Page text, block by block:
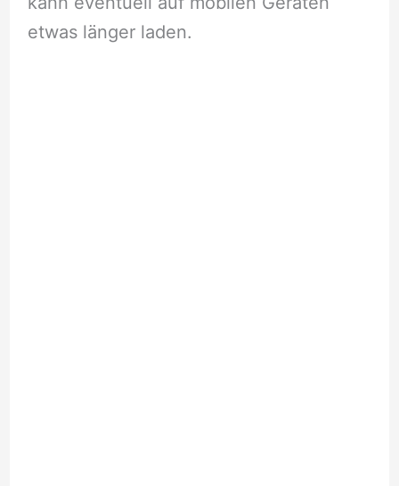
etwas länger laden.